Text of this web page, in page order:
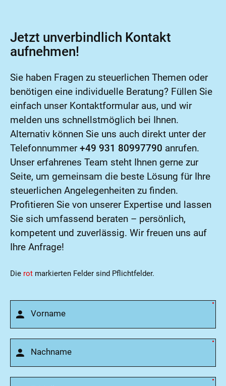
Jetzt unverbindlich Kontakt
aufnehmen!
Sie haben Fragen zu steuerlichen Themen oder
benötigen eine individuelle Beratung? Füllen Sie
einfach unser Kontaktformular aus, und wir
melden uns schnellstmöglich bei Ihnen.
Alternativ können Sie uns auch direkt unter der
Telefonnummer+49 931 80997790 anrufen.
Unser erfahrenes Team steht Ihnen gerne zur
Seite, um gemeinsam die beste Lösung für Ihre
steuerlichen Angelegenheiten zu finden.
Profitieren Sie von unserer Expertise und lassen
Sie sich umfassend beraten – persönlich,
kompetent und zuverlässig. Wir freuen uns auf
Ihre Anfrage!
Die rot markierten Felder sind Pflichtfelder.